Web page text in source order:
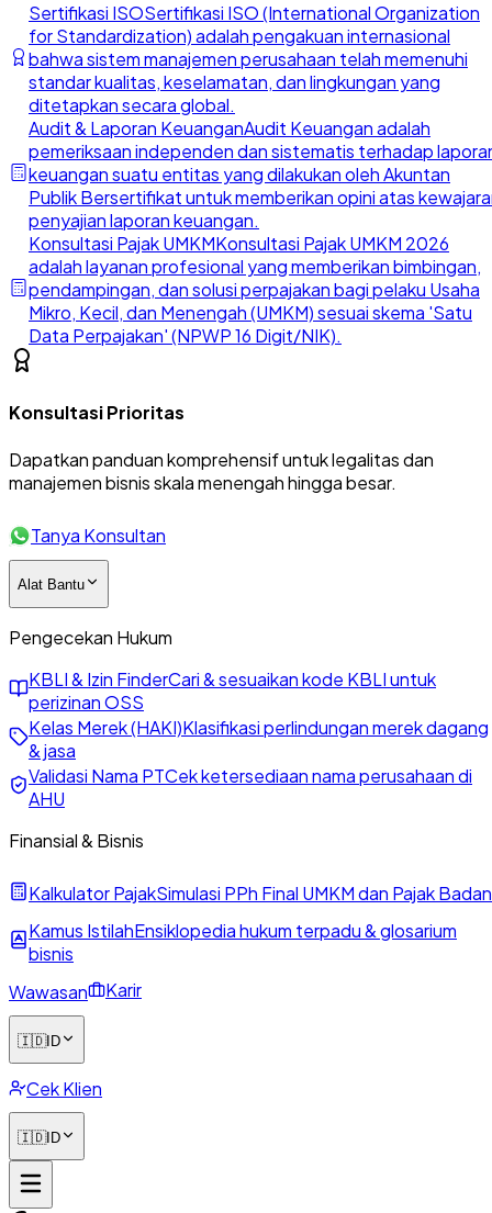
Sertifikasi ISOSertifikasi ISO (International Organization
for Standardization) adalah pengakuan internasional
bahwa sistem manajemen perusahaan telah memenuhi
standar kualitas, keselamatan, dan lingkungan yang
ditetapkan secara global.
Audit & Laporan KeuanganAudit Keuangan adalah
pemeriksaan independen dan sistematis terhadap
keuangan suatu entitas yang dilakukan oleh Akuntan
Publik Bersertifikat untuk memberikan opini atas
penyajian laporan keuangan.
Konsultasi Pajak UMKMKonsultasi Pajak UMKM 2026
adalah layanan profesional yang memberikan bimbingan,
pendampingan, dan solusi perpajakan bagi pelaku Usaha
Mikro, Kecil, dan Menengah (UMKM) sesuai skema 'Satu
Data Perpajakan' (NPWP 16 Digit/NIK).
Konsultasi Prioritas
Dapatkan panduan komprehensif untuk legalitas dan
manajemen bisnis skala menengah hingga besar.
Tanya Konsultan
Alat Bantu
Pengecekan Hukum
KBLI & Izin FinderCari & sesuaikan kode KBLI untuk
perizinan OSS
Kelas Merek (HAKI)Klasifikasi perlindungan merek dagang
& jasa
Validasi Nama PTCek ketersediaan nama perusahaan di
AHU
Finansial & Bisnis
Kalkulator PajakSimulasi PPh Final UMKM dan Pajak Badan
Kamus IstilahEnsiklopedia hukum terpadu & glosarium
bisnis
Wawasan
Karir
🇮🇩ID
Cek Klien
🇮🇩ID